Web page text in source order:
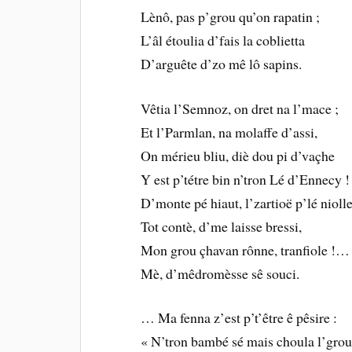
Lènô, pas p’grou qu’on rapatin ;
L’âl étoulia d’fais la coblietta
D’arguête d’zo mê lô sapins.
Vêtia l’Semnoz, on dret na l’mace ;
Et l’Parmlan, na molaffe d’assi,
On mérieu bliu, diè dou pi d’vaçhe
Y est p’tétre bin n’tron Lé d’Ennecy !
D’monte pé hiaut, l’zartioë p’lé
Tot contè, d’me laisse bressi,
Mon grou çhavan rônne, tranfiole !…
Mè, d’mêdromèsse sê souci.
… Ma fenna z’est p’t’être ê pêsire :
« N’tron bambé sé mais choula